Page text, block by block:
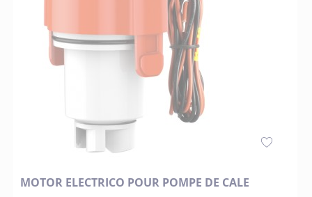
MOTOR ELECTRICO POUR POMPE DE CALE